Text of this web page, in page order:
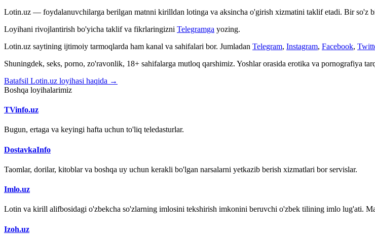
Lotin.uz — foydalanuvchilarga berilgan matnni kirilldan lotinga va aksincha o'girish xizmatini taklif etadi. Bir so'z
Loyihani rivojlantirish bo'yicha taklif va fikrlaringizni Telegramga yozing.
Lotin.uz saytining ijtimoiy tarmoqlarda ham kanal va sahifalari bor. Jumladan Telegram, Instagram, Facebook,
Shuningdek, seks, porno, zo'ravonlik, 18+ sahifalarga mutloq qarshimiz. Yoshlar orasida erotika va pornografiya
Batafsil Lotin.uz loyihasi haqida →
Boshqa loyihalarimiz
TVinfo.uz
Bugun, ertaga va keyingi hafta uchun to'liq teledasturlar.
DostavkaInfo
Taomlar, dorilar, kitoblar va boshqa uy uchun kerakli bo'lgan narsalarni yetkazib berish xizmatlari bor servislar.
Imlo.uz
Lotin va kirill alifbosidagi o'zbekcha so'zlarning imlosini tekshirish imkonini beruvchi o'zbek tilining imlo lug'ati.
Izoh.uz